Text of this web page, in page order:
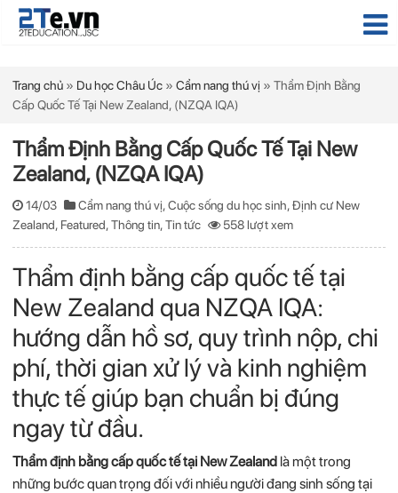
Trang chủ » Du học Châu Úc » Cẩm nang thú vị » Thẩm Định Bằng
Cấp Quốc Tế Tại New Zealand, (NZQA IQA)
Thẩm Định Bằng Cấp Quốc Tế Tại New
Zealand, (NZQA IQA)
14/03 Cẩm nang thú vị,Cuộc sống du học sinh,Định cư New
Zealand, Featured,Thông tin,Tin tức 558 lượt xem
Thẩm định bằng cấp quốc tế tại
New Zealand qua NZQA IQA:
hướng dẫn hồ sơ, quy trình nộp, chi
phí, thời gian xử lý và kinh nghiệm
thực tế giúp bạn chuẩn bị đúng
ngay từ đầu.
Thẩmđịnh bằngcấpquốctếtại NewZealand làmộttrong
những bướcquantrọngđốivớinhiềungườiđangsinhsốngtại